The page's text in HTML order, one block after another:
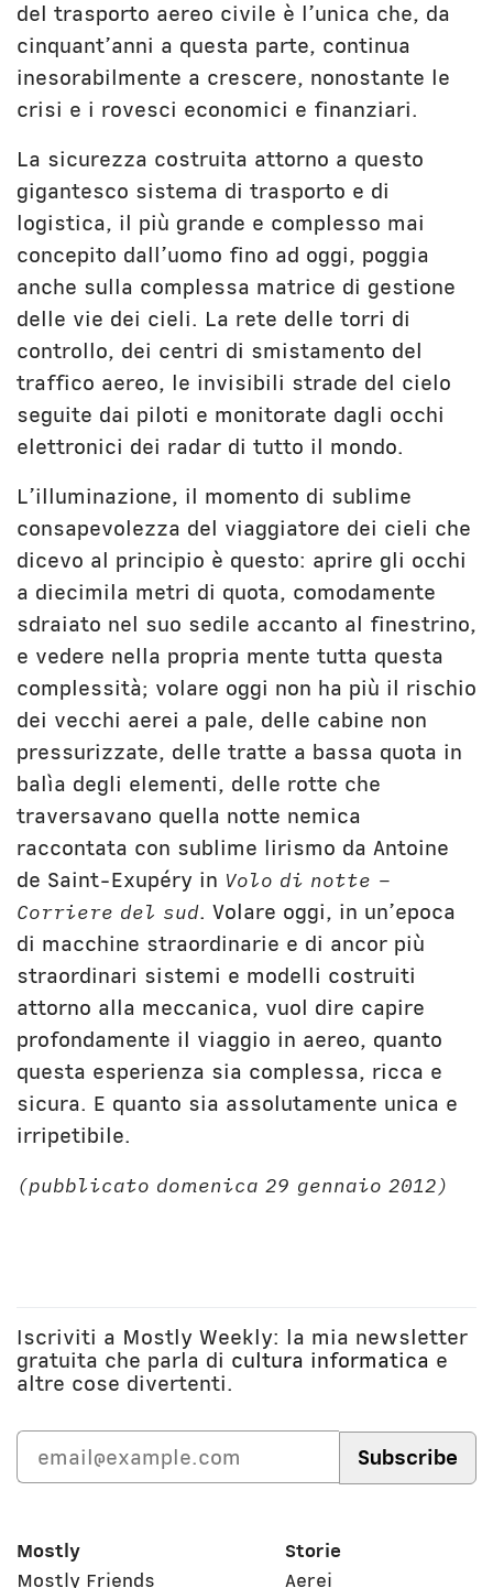
del trasporto aereo civile è l’unica che, da
cinquant’anni a questa parte, continua
inesorabilmente a crescere, nonostante le
crisi e i rovesci economici e finanziari.
La sicurezza costruita attorno a questo
gigantesco sistema di trasporto e di
logistica, il più grande e complesso mai
concepito dall’uomo fino ad oggi, poggia
anche sulla complessa matrice di gestione
delle vie dei cieli. La rete delle torri di
controllo, dei centri di smistamento del
traffico aereo, le invisibili strade del cielo
seguite dai piloti e monitorate dagli occhi
elettronici dei radar di tutto il mondo.
L’illuminazione, il momento di sublime
consapevolezza del viaggiatore dei cieli che
dicevo al principio è questo: aprire gli occhi
a diecimila metri di quota, comodamente
sdraiato nel suo sedile accanto al finestrino,
e vedere nella propria mente tutta questa
complessità; volare oggi non ha più il rischio
dei vecchi aerei a pale, delle cabine non
pressurizzate, delle tratte a bassa quota in
balìa degli elementi, delle rotte che
traversavano quella notte nemica
raccontata con sublime lirismo da Antoine
de Saint-Exupéry in Volo di notte –
Corriere del sud. Volare oggi, in un’epoca
di macchine straordinarie e di ancor più
straordinari sistemi e modelli costruiti
attorno alla meccanica, vuol dire capire
profondamente il viaggio in aereo, quanto
questa esperienza sia complessa, ricca e
sicura. E quanto sia assolutamente unica e
irripetibile.
(pubblicato domenica 29 gennaio 2012)
Iscriviti a Mostly Weekly: la mia newsletter
gratuita che parla di cultura informatica e
altre cose divertenti.
Mostly
Mostly Friends
Storie
Aerei